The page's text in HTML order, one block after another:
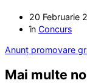
20 Februarie
în Concurs
Anunț promovare
Mai multe